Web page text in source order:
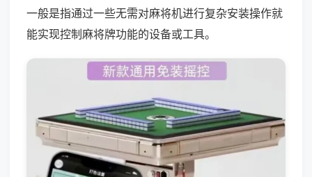
一般是指通过一些无需对麻将机进行复杂安装操作就
能实现控制麻将牌功能的设备或工具。